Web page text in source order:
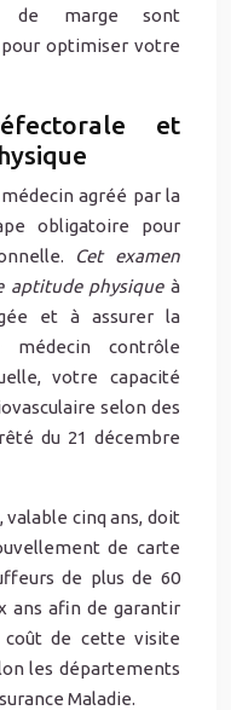
de marge sont
optimiser votre
et
agréé par la
obligatoire pour
Cet examen
aptitude physique à
et à assurer la
médecin contrôle
votre capacité
selon des
du 21 décembre
cinq ans, doit
de carte
de plus de 60
ans afin de garantir
coût de cette visite
les départements
Maladie.